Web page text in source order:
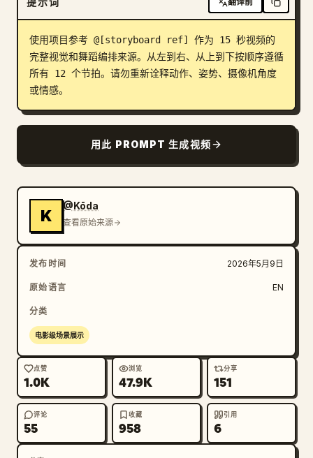
使用项目参考 @[storyboard ref] 作为 15 秒视频的
完整视觉和舞蹈编排来源。从左到右、从上到下按顺序遵循
所有 12 个节拍。请勿重新诠释动作、姿势、摄像机角度
或情感。
用此 PROMPT 生成视频
K
@Kōda
查看原始来源
发布时间 2026年5月9日
原始语言 EN
分类
电影级场景展示
点赞
1.0K
浏览
47.9K
分享
151
评论
55
收藏
958
引用
6